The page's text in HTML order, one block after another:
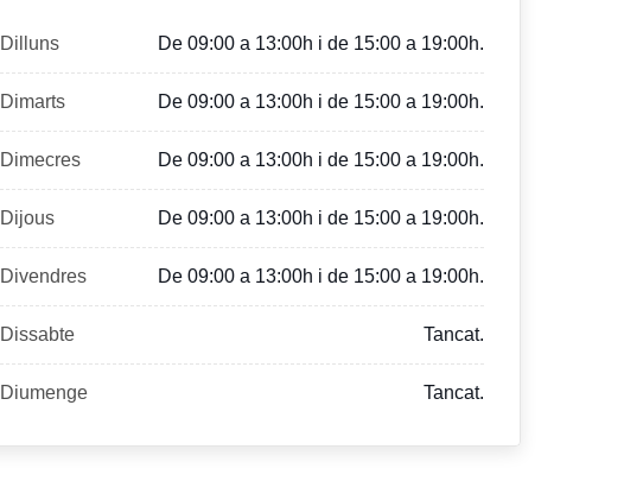
Dilluns De 09:00 a 13:00h i de 15:00 a 19:00h.
Dimarts De 09:00 a 13:00h i de 15:00 a 19:00h.
Dimecres De 09:00 a 13:00h i de 15:00 a 19:00h.
Dijous De 09:00 a 13:00h i de 15:00 a 19:00h.
Divendres De 09:00 a 13:00h i de 15:00 a 19:00h.
Dissabte Tancat.
Diumenge Tancat.